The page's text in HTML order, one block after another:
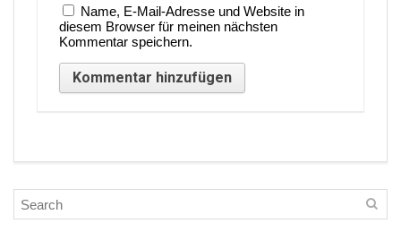
Name, E-Mail-Adresse und Website in
diesem Browser für meinen nächsten
Kommentar speichern.